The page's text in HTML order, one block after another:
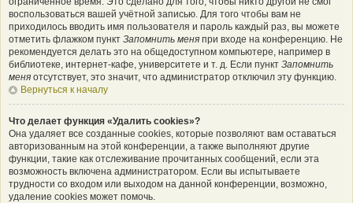
воспользоваться вашей учётной записью. Для того чтобы вам не
приходилось вводить имя пользователя и пароль каждый раз, вы можете
отметить флажком пункт Запомнить меня при входе на конференцию. Не
рекомендуется делать это на общедоступном компьютере, например в
библиотеке, интернет-кафе, университете и т. д. Если пункт Запомнить
меня отсутствует, это значит, что администратор отключил эту функцию.
Вернуться к началу
Что делает функция «Удалить cookies»?
Она удаляет все созданные cookies, которые позволяют вам оставаться
авторизованным на этой конференции, а также выполняют другие
функции, такие как отслеживание прочитанных сообщений, если эта
возможность включена администратором. Если вы испытываете
трудности со входом или выходом на данной конференции, возможно,
удаление cookies может помочь.